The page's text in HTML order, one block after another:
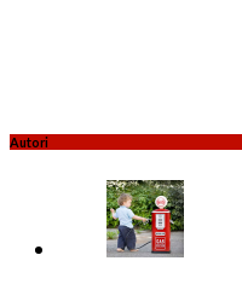
Autori